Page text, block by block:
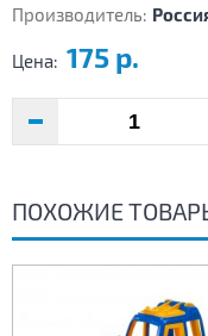
Производитель:
Цена: 175 р.
ПОХОЖИЕ